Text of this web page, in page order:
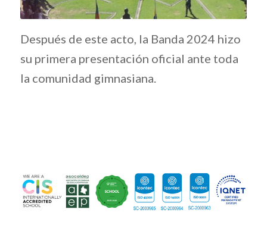
Después de este acto, la Banda 2024 hizo
su primera presentación oficial ante toda
la comunidad gimnasiana.